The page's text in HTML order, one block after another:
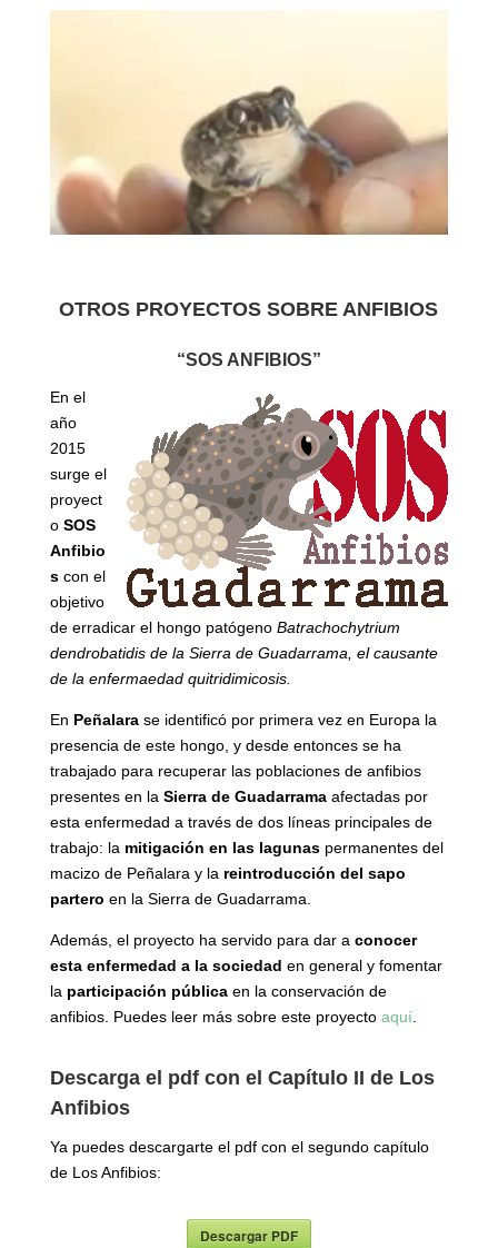
OTROS PROYECTOS SOBRE ANFIBIOS
“SOS ANFIBIOS”
En el
año
2015
surge el
proyect
o SOS
Anfibio
scon el
objetivo
de erradicar el hongo patógeno Batrachochytrium
dendrobatidis de la Sierra de Guadarrama, el causante
de la enfermaedad quitridimicosis.
En Peñalarase identificó por primera vez en Europa la
presencia de este hongo, y desde entonces se ha
trabajado para recuperar las poblaciones de anfibios
presentes en la Sierra de Guadarramaafectadas por
esta enfermedad a través de dos líneas principales de
trabajo: la mitigación en las lagunaspermanentes del
macizo de Peñalara y la reintroducción del sapo
partero en la Sierra de Guadarrama.
Además, el proyecto ha servido para dar a conocer
esta enfermedad a la sociedad en general y fomentar
la participación públicaen la conservación de
anfibios. Puedes leer más sobre este proyecto aquí.
Descarga el pdf con el Capítulo II de Los
Anfibios
Ya puedes descargarte el pdf con el segundo capítulo
de Los Anfibios:
Descargar PDF